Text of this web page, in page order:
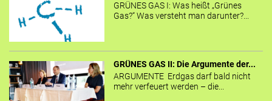
GRÜNES GAS I: Was heißt „Grünes
Gas?“ Was versteht man darunter?...
GRÜNES GAS II: Die Argumente der...
ARGUMENTE Erdgas darf bald nicht
mehr verfeuert werden – die...